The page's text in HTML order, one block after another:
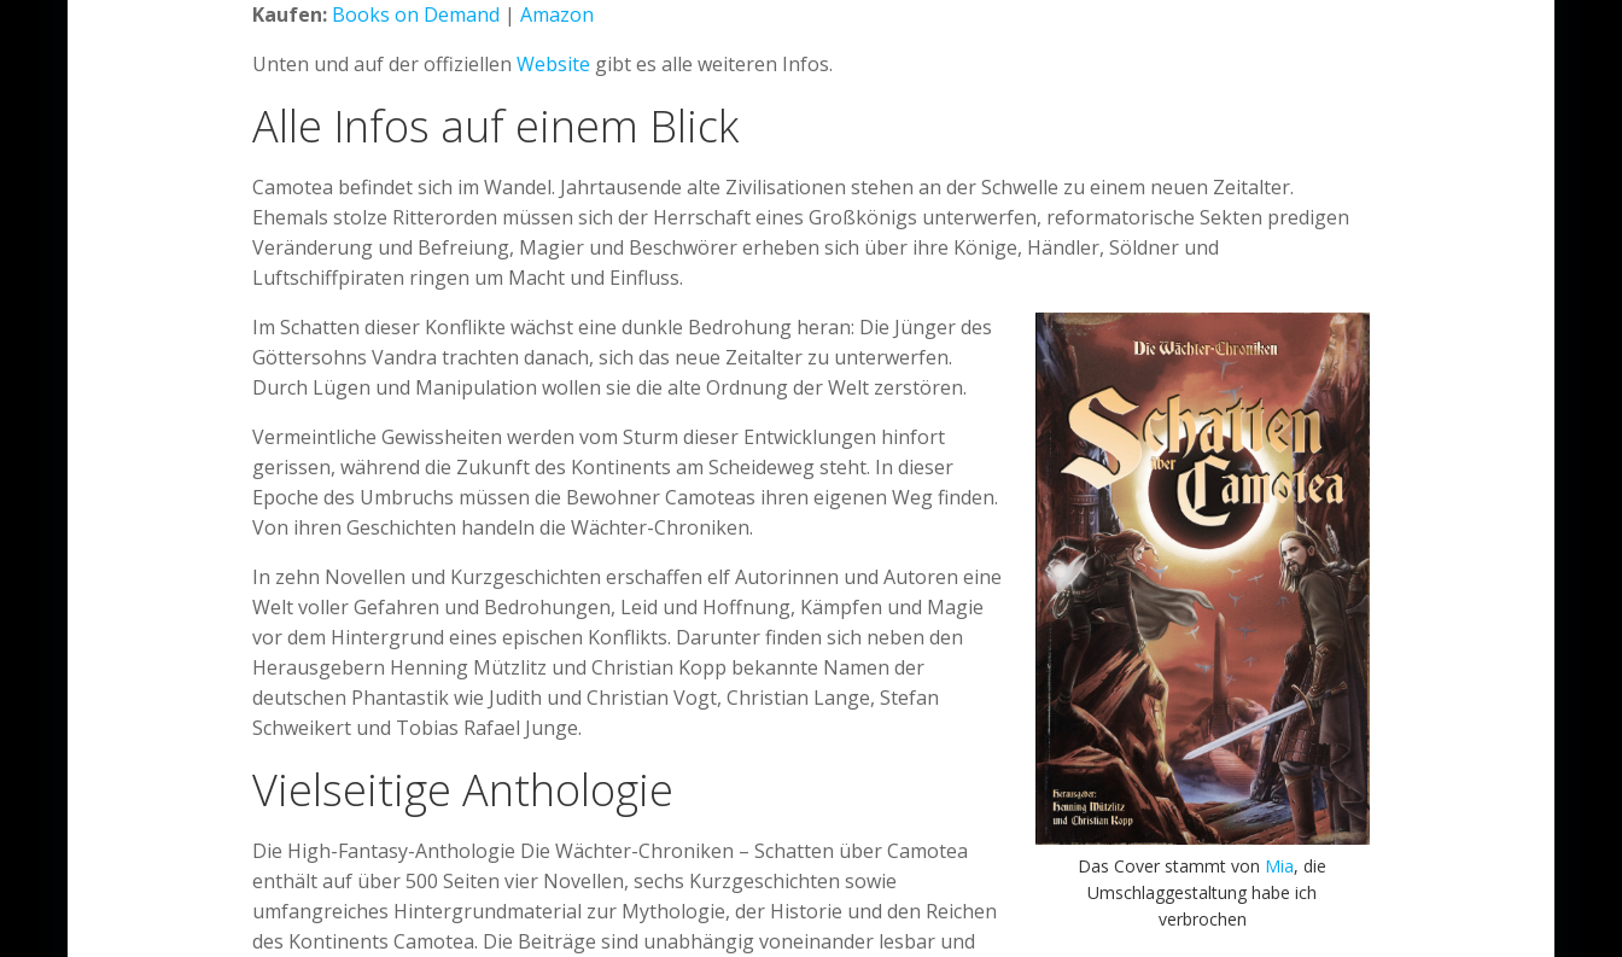
Kaufen: Books on Demand |Amazon
Unten und auf der offiziellenWebsite gibt es alle weiteren Infos.
Alle Infos auf einem Blick
Camotea befindet sich im Wandel. Jahrtausende alte Zivilisationen stehen an der Schwelle zu einem neuen Zeitalter.
Ehemals stolze Ritterorden müssen sich der Herrschaft eines Großkönigs unterwerfen, reformatorische Sekten predigen
Veränderung und Befreiung, Magier und Beschwörer erheben sich über ihre Könige, Händler, Söldner und
Luftschiffpiraten ringen um Macht und Einfluss.
Das Cover stammt von Mia, die
Umschlaggestaltung habe ich
verbrochen
Im Schatten dieser Konflikte wächst eine dunkle Bedrohung heran: Die Jünger des
Göttersohns Vandra trachten danach, sich das neue Zeitalter zu unterwerfen.
Durch Lügen und Manipulation wollen sie die alte Ordnung der Welt zerstören.
Vermeintliche Gewissheiten werden vom Sturm dieser Entwicklungen hinfort
gerissen, während die Zukunft des Kontinents am Scheideweg steht. In dieser
Epoche des Umbruchs müssen die Bewohner Camoteas ihren eigenen Weg finden.
Von ihren Geschichten handeln die Wächter-Chroniken.
In zehn Novellen und Kurzgeschichten erschaffen elf Autorinnen und Autoren eine
Welt voller Gefahren und Bedrohungen, Leid und Hoffnung, Kämpfen und Magie
vor dem Hintergrund eines epischen Konflikts. Darunter finden sich neben den
Herausgebern Henning Mützlitz und Christian Kopp bekannte Namen der
deutschen Phantastik wie Judith und Christian Vogt, Christian Lange, Stefan
Schweikert und Tobias Rafael Junge.
Vielseitige Anthologie
Die High-Fantasy-Anthologie Die Wächter-Chroniken – Schatten über Camotea
enthält auf über 500 Seiten vier Novellen, sechs Kurzgeschichten sowie
umfangreiches Hintergrundmaterial zur Mythologie, der Historie und den Reichen
des Kontinents Camotea. Die Beiträge sind unabhängig voneinander lesbar und